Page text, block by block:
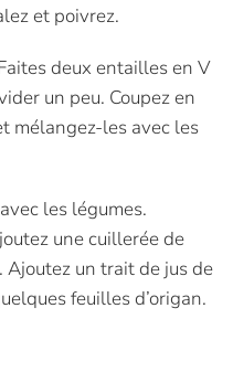
et poivrez.
deux entailles en V
un peu. Coupez en
mélangez-les avec les
les légumes.
une cuillerée de
Ajoutez un trait de jus de
feuilles d’origan.